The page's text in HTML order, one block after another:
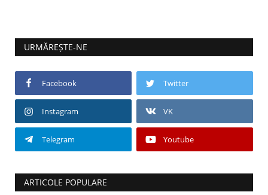
URMĂREȘTE-NE
Facebook Twitter
Instagram VK
Telegram Youtube
ARTICOLE POPULARE